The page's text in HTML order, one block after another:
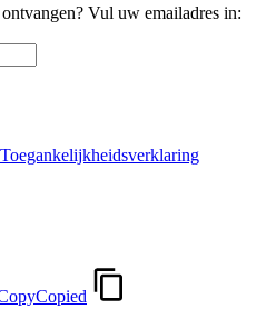
Vul uw emailadres in:
Toegankelijkheidsverklaring
Copied